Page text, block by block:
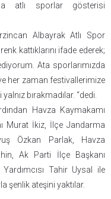
atlı sporlar gösterisi
Albayrak Atlı Spor
kattıklarını ifade ederek;
Ata sporlarımızda
her zaman festivallerimize
bırakmadılar. “dedi.
Havza Kaymakamı
Murat İkiz, İlçe Jandarma
Özkan Parlak, Havza
Ak Parti İlçe Başkanı
Tahir Uysal ile
şenlik ateşini yaktılar.